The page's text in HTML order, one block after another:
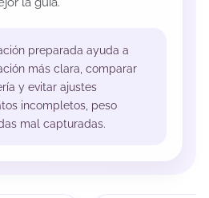
preparada ayuda a
más clara, comparar
y evitar ajustes
incompletos, peso
mal capturadas.